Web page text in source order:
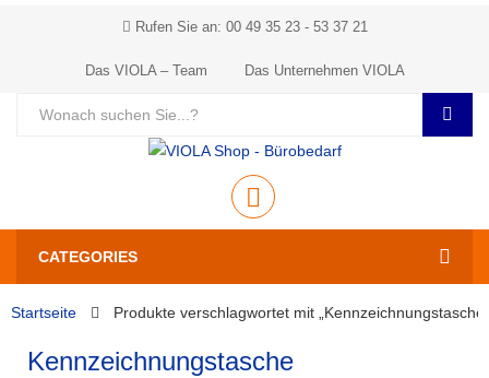
Rufen Sie an: 00 49 35 23 - 53 37 21
Das VIOLA – Team Das Unternehmen VIOLA
CATEGORIES
Startseite Produkte verschlagwortet mit „Kennzeichnungstasche“
Kennzeichnungstasche